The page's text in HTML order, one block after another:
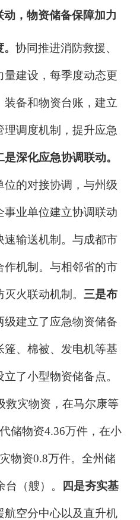
动，物资储备保障加力
。协同推进消防救援、
建设，每季度动态更
备和物资台账，建立
调度机制，提升应急
是深化应急协调联动。
的对接协调，与州级
业单位建立协调联动
速输送机制。与成都市
作机制。与相邻省的市
火联动机制。 三是布
级建立了应急物资储备
篷、棉被、发电机等基
了小型物资储备点。
救灾物资，在马尔康等
储物资4.36万件，在小
物资0.8万件。全州储
台（艘）。 四是夯实基
航空分中心以及直升机